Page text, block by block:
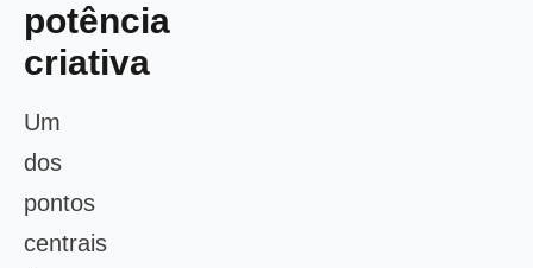
potência
criativa
Um
dos
pontos
centrais